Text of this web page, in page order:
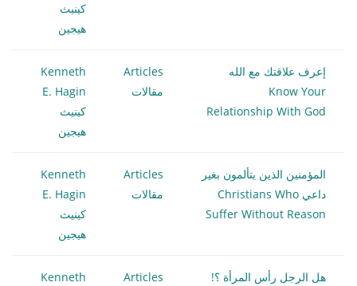
كينيث
هيجين
إعرف علاقتك مع الله
Know Your
Relationship With God
Articles
مقالات
Kenneth
E. Hagin
كينيث
هيجين
المؤمنين الذين يتألمون بغير
داعي Christians Who
Suffer Without Reason
Articles
مقالات
Kenneth
E. Hagin
كينيث
هيجين
هل الرجل رأس المرأة ؟!
Articles
Kenneth